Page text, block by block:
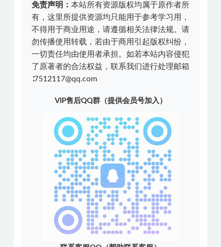
免责声明： 本站所有资源版权均属于原作者所
有，这里所提供资源均只能用于参考学习用，
不得用于商业用途，请遵循相关法律法规。请
勿传播使用转载，若由于商用引起版权纠纷，
一切责任均由使用者承担。如若本站内容侵犯
了原著者的合法权益，联系我们进行处理邮箱
∶7512117@qq.com
VIP售后QQ群（提供会员号加入）